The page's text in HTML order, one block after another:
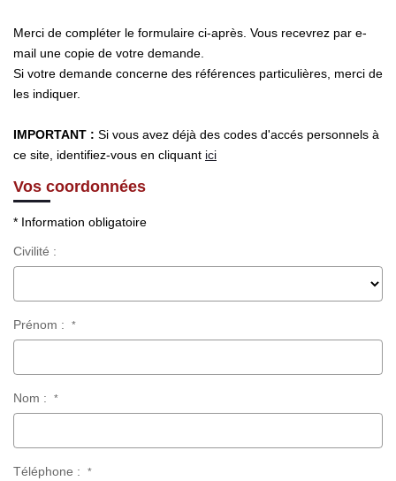
Merci de compléter le formulaire ci-après. Vous recevrez par e-
mail une copie de votre demande.
Si votre demande concerne des références particulières, merci de
les indiquer.
IMPORTANT : Si vous avez déjà des codes d'accés personnels à
ce site, identifiez-vous en cliquant ici
Vos coordonnées
* Information obligatoire
Civilité :
Prénom : *
Nom : *
Téléphone : *